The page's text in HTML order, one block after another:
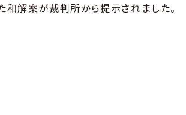
和解案が裁判所から提示されました。